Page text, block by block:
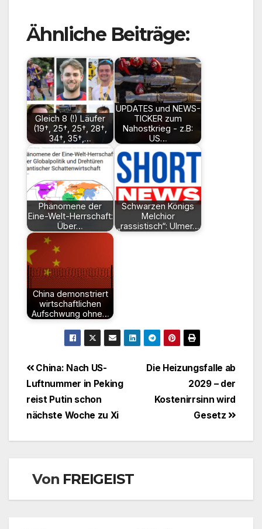
Ähnliche Beiträge:
Gleich 8 (!) Läufer
(19†, 25†, 25†, 28†,
34†, 35†,…
UPDATES und NEWS-
TICKER zum
Nahostkrieg - z.B:
US…
Phänomene der
Eine-Welt-Herrschaft:
Über…
Schwarzen Königs
Melchior
„rassistisch“: Ulmer…
China demonstriert
wirtschaftlichen
Aufschwung ohne…
Beitragsnavigation
Die Heizungsfalle ab
2029 – der
Kostenirrsinn wird
Gesetz
China: Nach US-
Luftnummer in Peking
reist Putin schon
nächste Woche zu Xi
Von FREIGEIST